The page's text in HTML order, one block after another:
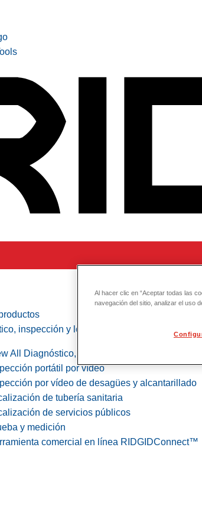
inspección y localización
All Diagnóstico, inspección y localización
portátil por vídeo
por vídeo de desagües y alcantarillado
de tubería sanitaria
de servicios públicos
y medición
comercial en línea RIDGIDConnect™
Al hacer clic en “Aceptar todas las
navegación del sitio, analizar el uso